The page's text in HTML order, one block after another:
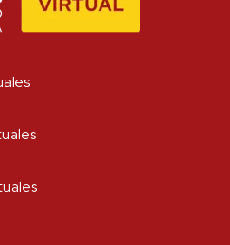
a nuestro
Newsletter